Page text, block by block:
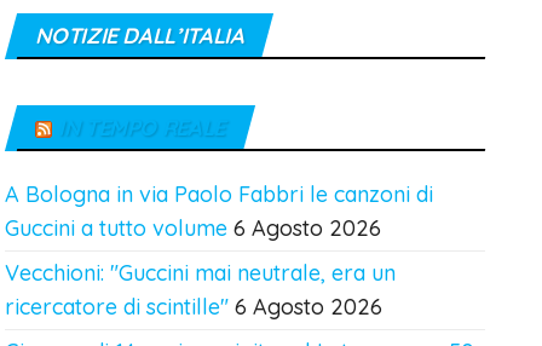
NOTIZIE DALL’ITALIA
IN TEMPO REALE
A Bologna in via Paolo Fabbri le canzoni di
Guccini a tutto volume 6 Agosto 2026
Vecchioni: "Guccini mai neutrale, era un
ricercatore di scintille" 6 Agosto 2026